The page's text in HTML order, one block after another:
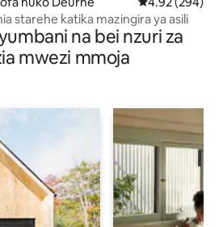
starehe katika mazingira ya asili
na bei nzuri za
mwezi mmoja